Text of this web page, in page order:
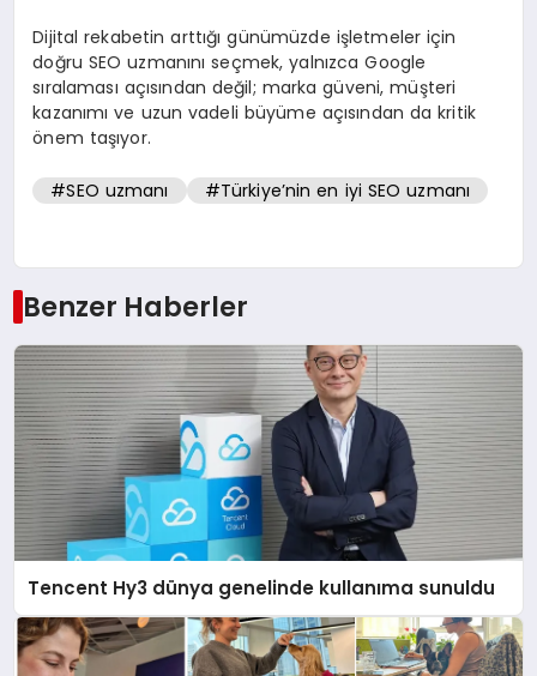
Dijital rekabetin arttığı günümüzde işletmeler için
doğru SEO uzmanını seçmek, yalnızca Google
sıralaması açısından değil; marka güveni, müşteri
kazanımı ve uzun vadeli büyüme açısından da kritik
önem taşıyor.
#SEO uzmanı #Türkiye’nin en iyi SEO uzmanı
Benzer Haberler
Tencent Hy3 dünya genelinde kullanıma sunuldu